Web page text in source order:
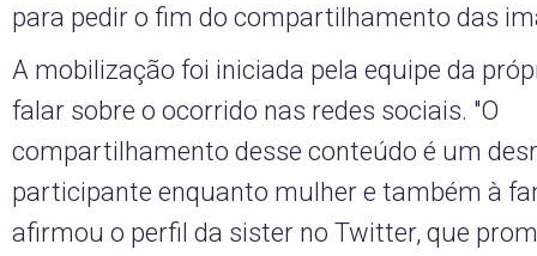
para pedir o fim do compartilhamento das
A mobilização foi iniciada pela equipe da
falar sobre o ocorrido nas redes sociais. "O
compartilhamento desse conteúdo é um
participante enquanto mulher e também à
afirmou o perfil da sister no Twitter, que